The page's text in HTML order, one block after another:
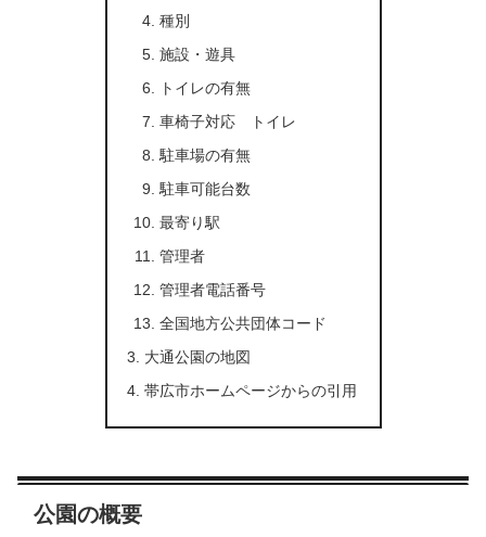
種別
施設・遊具
トイレの有無
車椅子対応 トイレ
駐車場の有無
駐車可能台数
最寄り駅
管理者
管理者電話番号
全国地方公共団体コード
大通公園の地図
帯広市ホームページからの引用
公園の概要